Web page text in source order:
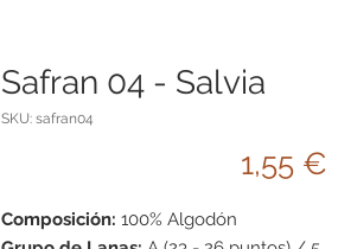
Safran 04 - Salvia
SKU: safran04
1,55 €
Composición: 100% Algodón